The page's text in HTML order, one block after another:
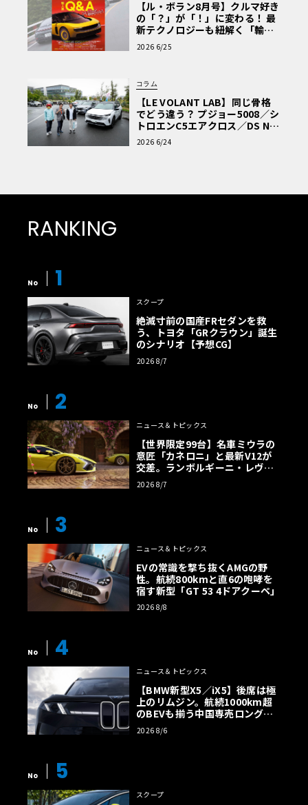
【ル・ボラン8月号】クルマ好き
の「？」が「！」に変わる！ 最
新テクノロジーも紐解く「輸入
車Q&A」
2026 6/25
コラム
【LE VOLANT LAB】同じ骨格
でどう違う？ プジョー5008／シ
トロエンC5エアクロス／DS Nº4
読者一気乗りレポート
2026 6/24
RANKING
No 1
スクープ
絶滅寸前の国産FRセダンを救
う、トヨタ「GRクラウン」誕生
のシナリオ【予想CG】
2026 8/7
No 2
ニュース＆トピックス
【世界限定99台】名車ミウラの
意匠「カネロニ」と最新V12が
交差。ランボルギーニ・レヴエ
ルトに60周年記念車が登場
2026 8/7
No 3
ニュース＆トピックス
EVの常識を撃ち抜くAMGの野
性。航続800kmと直6の咆哮を
宿す新型「GT 53 4ドアクーペ」
2026 8/8
No 4
ニュース＆トピックス
【BMW新型X5／iX5】後席は極
上のリムジン。航続1000km超
のBEVも揃う中国専売ロング仕
様の全貌
2026 8/6
No 5
スクープ